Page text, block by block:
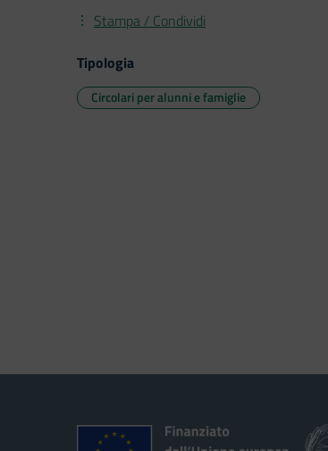
Stampa / Condividi
Tipologia
Circolari per alunni e famiglie